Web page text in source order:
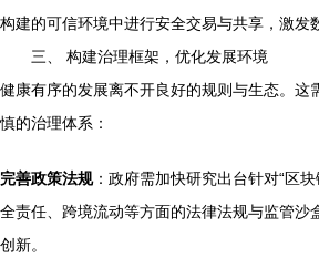
构建的可信环境中进行安全交易与共享，激发
三、 构建治理框架，优化发展环境
健康有序的发展离不开良好的规则与生态。这
慎的治理体系：
完善政策法规：政府需加快研究出台针对“区
全责任、跨境流动等方面的法律法规与监管沙
创新。